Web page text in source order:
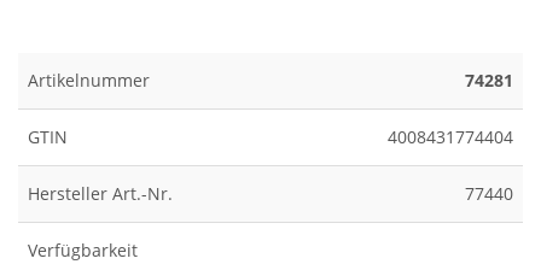
Artikelnummer 74281
GTIN 4008431774404
Hersteller Art.-Nr. 77440
Verfügbarkeit